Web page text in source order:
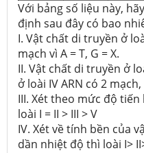
Với bảng số liệu này,
định sau đây có bao
I. Vật chất di truyền ở
mạch vì A = T, G = X.
II. Vật chất di truyền ở
ở loài IV ARN có 2
III. Xét theo mức độ
loài I = II > III > V
IV. Xét về tính bền của
dần nhiệt độ thì loài I>